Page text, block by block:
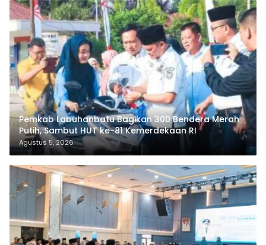
Pemkab Labuhanbatu Bagikan 300 Bendera Merah
Putih, Sambut HUT ke-81 Kemerdekaan RI
Agustus 5, 2026